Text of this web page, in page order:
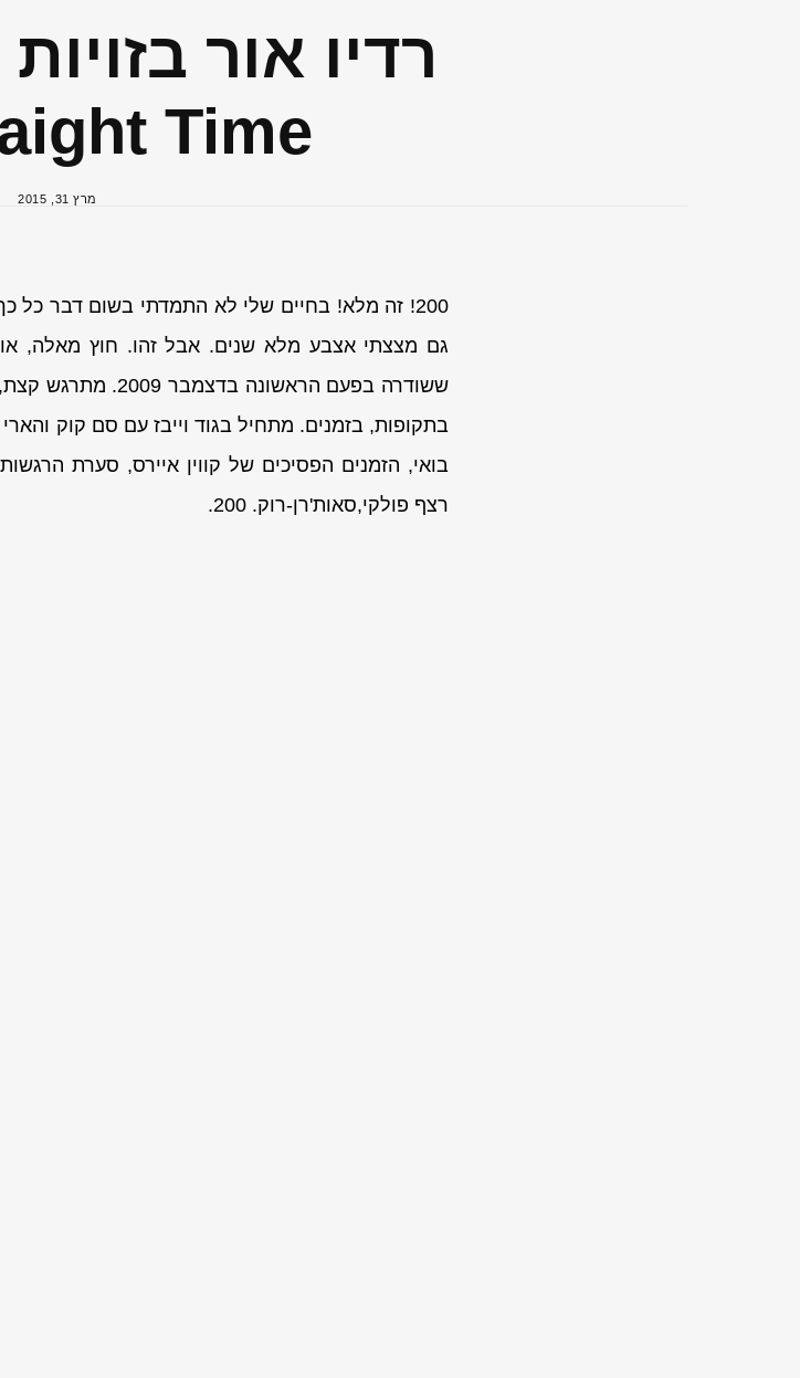
Time
מרץ 31, 2015
200! זה מלא! בחיים שלי לא התמדתי בשום דבר כל
גם מצצתי אצבע מלא שנים. אבל זהו. חוץ מאלה,
ששודרה בפעם
בתקופות, בזמנים. מתחיל בגוד וייבז עם סם קוק
בואי, הזמנים הפסיכים של קווין איירס, סערת
רצף פולקי,סאות'רן-רוק. 200.